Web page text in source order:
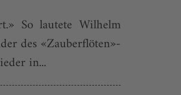
So lautete Wilhelm
des «Zauberflöten»-
in...